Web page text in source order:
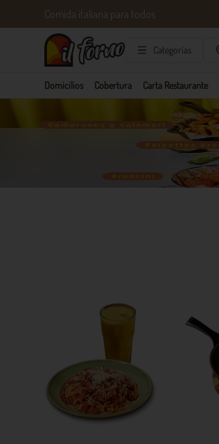
Comida italiana para todos
Categorías
Domicilios Cobertura Carta Restaurante